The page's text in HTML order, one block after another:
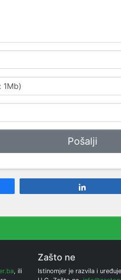
, ili
Zašto ne
Istinomjer je razvila i